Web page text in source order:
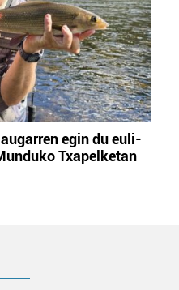
egin du euli-
Txapelketan